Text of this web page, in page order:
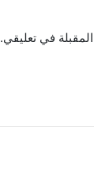
في تعليقي.